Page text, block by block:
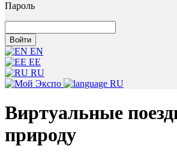
Пароль
EN
EE
RU
RU
Виртуальные
природу